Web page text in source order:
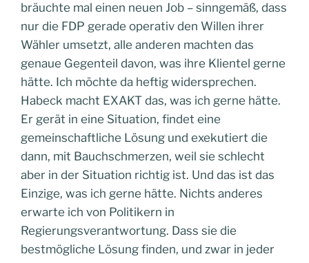
bräuchte mal einen neuen Job – sinngemäß, dass
nur die FDP gerade operativ den Willen ihrer
Wähler umsetzt, alle anderen machten das
genaue Gegenteil davon, was ihre Klientel gerne
hätte. Ich möchte da heftig widersprechen.
Habeck macht EXAKT das, was ich gerne hätte.
Er gerät in eine Situation, findet eine
gemeinschaftliche Lösung und exekutiert die
dann, mit Bauchschmerzen, weil sie schlecht
aber in der Situation richtig ist. Und das ist das
Einzige, was ich gerne hätte. Nichts anderes
erwarte ich von Politikern in
Regierungsverantwortung. Dass sie die
bestmögliche Lösung finden, und zwar in jeder